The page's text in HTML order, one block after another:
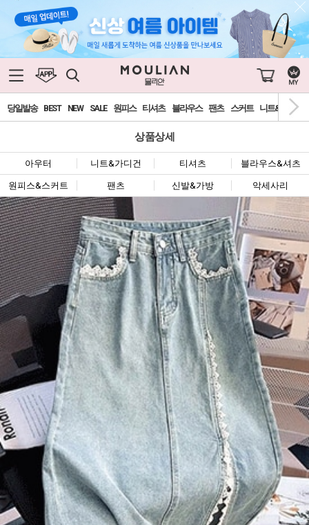
당일발송 BEST NEW SALE 원피스 티셔츠 블라우스 팬츠 스커트 니트&가디건
상품상세
아우터 니트&가디건 티셔츠 블라우스&셔츠
원피스&스커트 팬츠 신발&가방 악세사리